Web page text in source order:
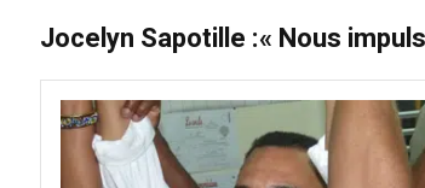
Jocelyn Sapotille :« Nous